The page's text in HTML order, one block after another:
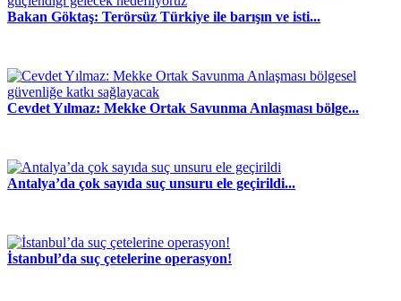
Bakan Göktaş: Terörsüz Türkiye ile barışın ve isti...
Cevdet Yılmaz: Mekke Ortak Savunma Anlaşması bölge...
Antalya’da çok sayıda suç unsuru ele geçirildi...
İstanbul’da suç çetelerine operasyon!